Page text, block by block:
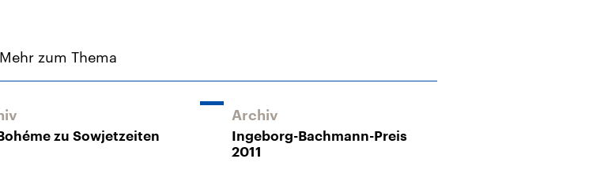
Mehr zum Thema
zu Sowjetzeiten
Archiv
Ingeborg-Bachmann-Preis
2011